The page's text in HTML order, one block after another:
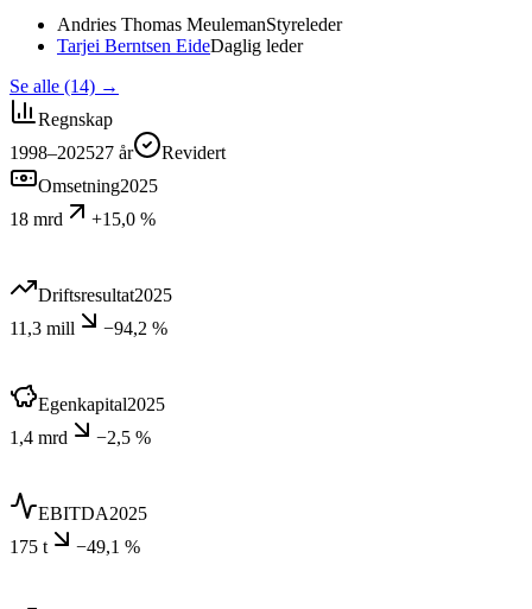
Andries Thomas MeulemanStyreleder
Tarjei Berntsen EideDaglig leder
Se alle (14) →
Regnskap
1998–202527 år
Revidert
Omsetning2025
18 mrd
+15,0 %
Driftsresultat2025
11,3 mill
−94,2 %
Egenkapital2025
1,4 mrd
−2,5 %
EBITDA2025
175 t
−49,1 %